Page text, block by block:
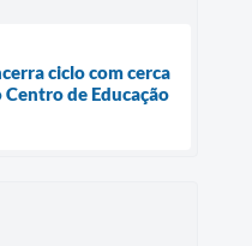
ciclo com cerca
de Educação